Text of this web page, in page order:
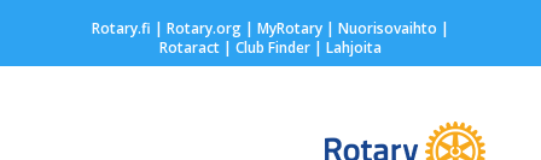
Rotary.fi | Rotary.org| MyRotary | Nuorisovaihto |
Rotaract| Club Finder| Lahjoita